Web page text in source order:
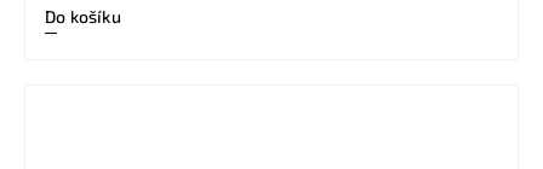
Do košíku